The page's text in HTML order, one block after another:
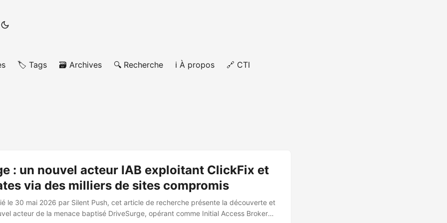
🏷️ Tags 🗃️ Archives 🔍 Recherche ℹ️ À propos 🔗 CTI
: un nouvel acteur IAB exploitant ClickFix et
via des milliers de sites compromis
le 30 mai 2026 par Silent Push, cet article de recherche présente la découverte et
acteur de la menace baptisé DriveSurge, opérant comme Initial Access Broker